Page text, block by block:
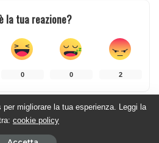
la tua reazione?
0 0 2
per migliorare la tua esperienza. Leggi la
cookie policy